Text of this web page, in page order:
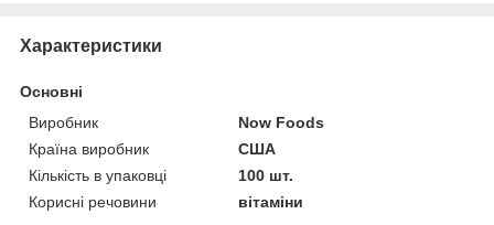
Характеристики
Основні
Виробник
Now Foods
Країна виробник
США
Кількість в упаковці
100 шт.
Корисні речовини
вітаміни